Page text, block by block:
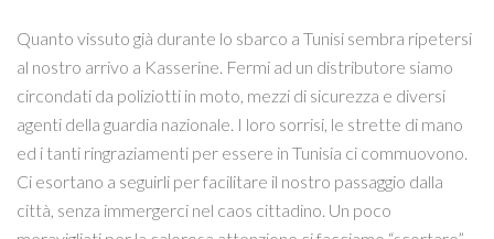
Quanto vissuto già durante lo sbarco a Tunisi sembra ripetersi
al nostro arrivo a Kasserine. Fermi ad un distributore siamo
circondati da poliziotti in moto, mezzi di sicurezza e diversi
agenti della guardia nazionale. I loro sorrisi, le strette di mano
ed i tanti ringraziamenti per essere in Tunisia ci commuovono.
Ci esortano a seguirli per facilitare il nostro passaggio dalla
città, senza immergerci nel caos cittadino. Un poco